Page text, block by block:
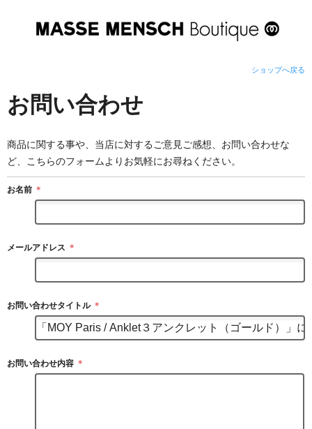
ショップへ戻る
お問い合わせ
商品に関する事や、当店に対するご意見ご感想、お問い合わせな
ど、こちらのフォームよりお気軽にお尋ねください。
お名前 ＊
メールアドレス ＊
お問い合わせタイトル ＊
お問い合わせ内容 ＊